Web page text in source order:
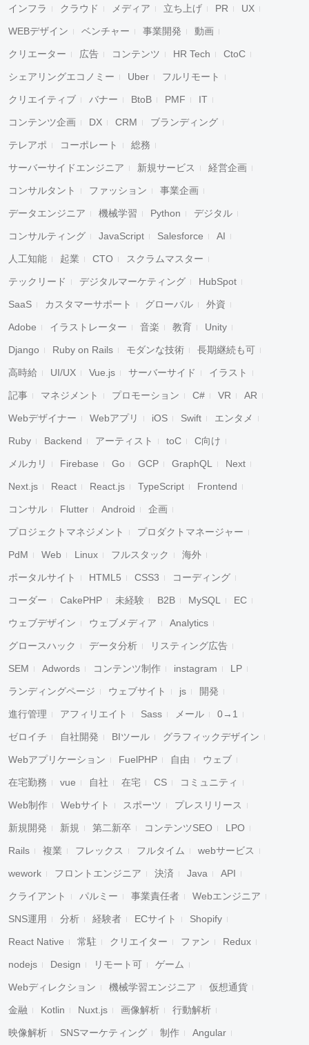
インフラ クラウド メディア 立ち上げ PR UX
WEBデザイン ベンチャー 事業開発 動画
クリエーター 広告 コンテンツ HR Tech CtoC
シェアリングエコノミー Uber フルリモート
クリエイティブ バナー BtoB PMF IT
コンテンツ企画 DX CRM ブランディング
テレアポ コーポレート 総務
サーバーサイドエンジニア 新規サービス 経営企画
コンサルタント ファッション 事業企画
データエンジニア 機械学習 Python デジタル
コンサルティング JavaScript Salesforce AI
人工知能 起業 CTO スクラムマスター
テックリード デジタルマーケティング HubSpot
SaaS カスタマーサポート グローバル 外資
Adobe イラストレーター 音楽 教育 Unity
Django Ruby on Rails モダンな技術 長期継続も可
高時給 UI/UX Vue.js サーバーサイド イラスト
記事 マネジメント プロモーション C# VR AR
Webデザイナー Webアプリ iOS Swift エンタメ
Ruby Backend アーティスト toC C向け
メルカリ Firebase Go GCP GraphQL Next
Next.js React React.js TypeScript Frontend
コンサル Flutter Android 企画
プロジェクトマネジメント プロダクトマネージャー
PdM Web Linux フルスタック 海外
ポータルサイト HTML5 CSS3 コーディング
コーダー CakePHP 未経験 B2B MySQL EC
ウェブデザイン ウェブメディア Analytics
グロースハック データ分析 リスティング広告
SEM Adwords コンテンツ制作 instagram LP
ランディングページ ウェブサイト js 開発
進行管理 アフィリエイト Sass メール 0→1
ゼロイチ 自社開発 BIツール グラフィックデザイン
Webアプリケーション FuelPHP 自由 ウェブ
在宅勤務 vue 自社 在宅 CS コミュニティ
Web制作 Webサイト スポーツ プレスリリース
新規開発 新規 第二新卒 コンテンツSEO LPO
Rails 複業 フレックス フルタイム webサービス
wework フロントエンジニア 決済 Java API
クライアント パルミー 事業責任者 Webエンジニア
SNS運用 分析 経験者 ECサイト Shopify
React Native 常駐 クリエイター ファン Redux
nodejs Design リモート可 ゲーム
Webディレクション 機械学習エンジニア 仮想通貨
金融 Kotlin Nuxt.js 画像解析 行動解析
映像解析 SNSマーケティング 制作 Angular